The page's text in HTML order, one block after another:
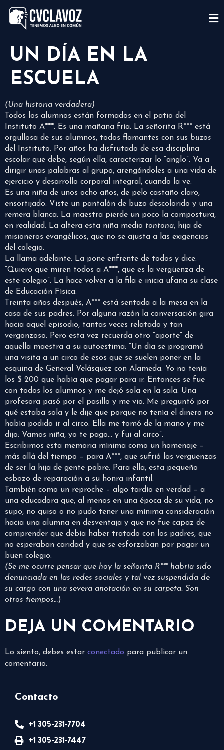
UN DÍA EN LA
ESCUELA
(Una historia verdadera)
Todos los alumnos están formados en el patio del
Instituto A***. Es una mañana fría. La señorita R*** está
orgullosa de sus alumnos, todos flamantes con sus buzos
del Instituto. Por años ha disfrutado de esa disciplina
escolar que debe, según ella, caracterizar lo “anglo”. Va a
dirigir unas palabras al grupo, arengándoles a una vida de
ejercicio y desarrollo corporal integral, cuando la ve.
Es una niña de unos ocho años, de pelo castaño claro,
ensortijado. Viste un pantalón de buzo descolorido y una
remera blanca. La maestra pierde un poco la compostura,
en realidad. La altera esta niña medio tontona, hija de
misioneros evangélicos, que no se ajusta a las exigencias
del colegio.
La llama adelante. La pone enfrente de todos y dice:
“Quiero que miren todos a A***, que es la vergüenza de
este colegio”. La hace volver a la fila e inicia ufana su clase
de Educación Física.
Treinta años después, A*** está sentada a la mesa en la
casa de sus padres. Por alguna razón la conversación gira
hacia aquel episodio, tantas veces relatado y tan
vergonzoso. Pero esta vez recuerda otro “aporte” de
aquella maestra a su autoestima: “Un día se programó
una visita a un circo de esos que se suelen poner en la
esquina de General Velásquez con Alameda. Yo no tenía
los $ 200 que había que pagar para ir. Entonces se fue
con todos los alumnos y me dejó sola en la sala. Una
profesora pasó por el pasillo y me vio. Me preguntó por
qué estaba sola y le dije que porque no tenía el dinero no
había podido ir al circo. Ella me tomó de la mano y me
dijo: Vamos niña, yo te pago… y fui al circo”.
Escribimos esta memoria mínima como un homenaje –
más allá del tiempo – para A***, que sufrió las vergüenzas
de ser la hija de gente pobre. Para ella, esta pequeño
esbozo de reparación a su honra infantil.
También como un reproche – algo tardío en verdad – a
una educadora que, al menos en una época de su vida, no
supo, no quiso o no pudo tener una mínima consideración
hacia una alumna en desventaja y que no fue capaz de
comprender que debía haber tratado con los padres, que
no esperaban caridad y que se esforzaban por pagar un
buen colegio.
(Se me ocurre pensar que hoy la señorita R*** habría sido
denunciada en las redes sociales y tal vez suspendida de
su cargo con una severa anotación en su carpeta. Son
otros tiempos…)
DEJA UN COMENTARIO
Lo siento, debes estar conectado para publicar un
comentario.
Contacto
+1 305-231-7704
+1 305-231-7447